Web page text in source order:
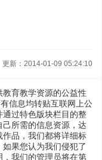
更新：2014-01-09 05:24:10
育教学资源的公益性
信息均转贴互联网上公
过特色版块栏目的整
所需的信息资源，达
品，我们都将详细标
果您认为我们侵犯了
我们的管理员将在第